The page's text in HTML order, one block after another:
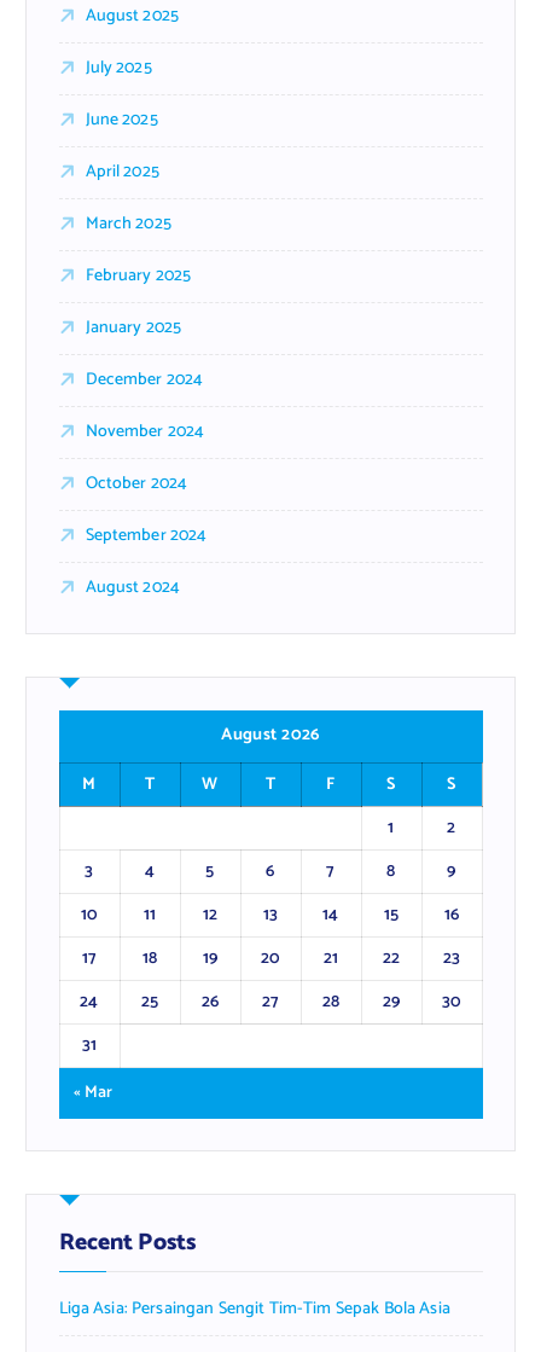
August 2025
July 2025
June 2025
April 2025
March 2025
February 2025
January 2025
December 2024
November 2024
October 2024
September 2024
August 2024
August 2026
M
T W T F S
S
1
2
3
4 5 6 7 8
9
10
11 12 13 14 15
16
17
18 19 20 21 22
23
24
25 26 27 28 29
30
31
« Mar
Recent Posts
Liga Asia: Persaingan Sengit Tim-Tim Sepak Bola Asia